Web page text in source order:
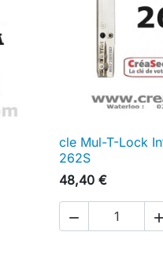
au panier

cle Mul-T-Lock
262S
48,40 €
 